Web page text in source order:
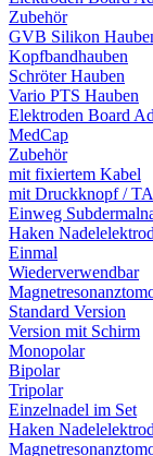
Zubehör
GVB Silikon
Kopfbandhauben
Schröter Hauben
Vario PTS Hauben
Elektroden Board
MedCap
Zubehör
mit fixiertem Kabel
mit Druckknopf /
Einweg
Haken
Einmal
Wiederverwendbar
Standard Version
Version mit Schirm
Monopolar
Bipolar
Tripolar
Einzelnadel im Set
Haken